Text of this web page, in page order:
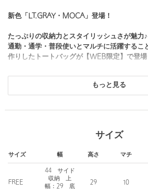
新色「LT.GRAY・MOCA」登場！
たっぷりの収納力とスタイリッシュさが魅力♪
通勤・通学・普段使いとマルチに活躍するこ
作りしたトートバッグが【WEB限定】で登場
要素をそぎ落とし、極力シンプル、且つ、ス
グを目指しお作りしたトートバッグ。
を余裕をもってしまうことができるサイズ感。
もそれぞれ収納あり。
また、やや大きめのファスナー付きの収納も
貴重品や小物などの収納も安心感があります。
もっと見る
サイズ
サイズ 幅 高さ マチ
FREE
44 サイド
収納 上
幅：29 底
29 10